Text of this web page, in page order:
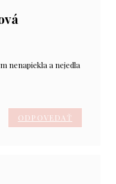
nenapiekla a nejedla
ODPOVEDAŤ